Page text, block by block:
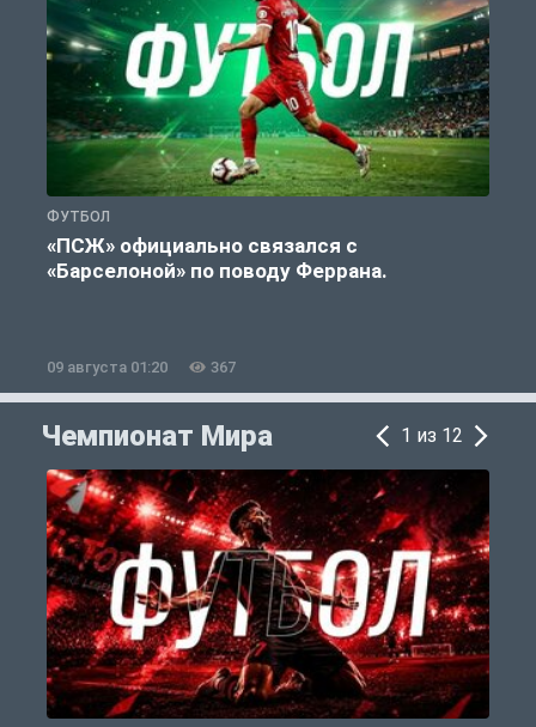
ФУТБОЛ
«ПСЖ» официально связался с
«Барселоной» по поводу Феррана.
09 августа 01:20 367
Чемпионат Мира 1 из 12